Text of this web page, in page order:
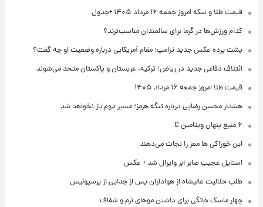
قیمت طلا و سکه امروز جمعه ۱۶ مرداد ۱۴۰۵ +جدول
کدام ورزش‌ها در گرما برای سالمندان مناسب‌ترند؟
پشت پرده عکس جدید ترامپ؛ مقام آمریکایی درباره وضعیت او چه گفت؟
ائتلاف دفاعی جدید در ریاض؛ ترکیه، عربستان و پاکستان متحد می‌شوند
قیمت طلا امروز جمعه ۱۶ مرداد ۱۴۰۵
هشدار محسن رضایی درباره تنگه هرمز؛ مسیر دوم باز نخواهد شد
۶ منبع پنهان ویتامین C
این خوراکی ها مغز را نجات می‌دهند
استایل عجیب صابر ابر وایرال شد + عکس
طلب حلالیت عالیشاه از هواداران پس از جدایی از پرسپولیس
چهار ماسک خانگی برای داشتن موهای نرم و شفاف